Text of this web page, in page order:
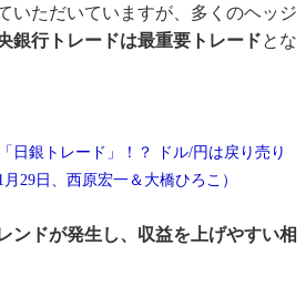
いただいていますが、多くのヘッジ
銀行トレードは最重要トレードとな
日銀トレード」！？ ドル/円は戻り売り
29日、西原宏一＆大橋ひろこ）
ンドが発生し、収益を上げやすい相